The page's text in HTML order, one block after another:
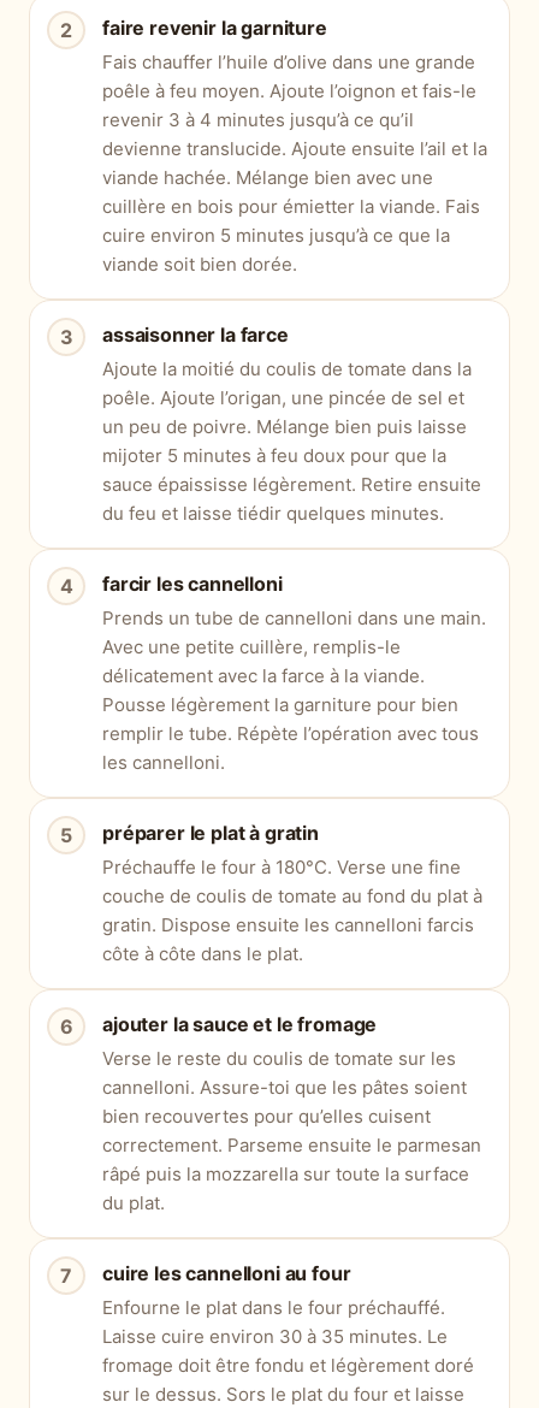
faire revenir la garniture
Fais chauffer l’huile d’olive dans une grande
poêle à feu moyen. Ajoute l’oignon et fais-le
revenir 3 à 4 minutes jusqu’à ce qu’il
devienne translucide. Ajoute ensuite l’ail et la
viande hachée. Mélange bien avec une
cuillère en bois pour émietter la viande. Fais
cuire environ 5 minutes jusqu’à ce que la
viande soit bien dorée.
assaisonner la farce
Ajoute la moitié du coulis de tomate dans la
poêle. Ajoute l’origan, une pincée de sel et
un peu de poivre. Mélange bien puis laisse
mijoter 5 minutes à feu doux pour que la
sauce épaississe légèrement. Retire ensuite
du feu et laisse tiédir quelques minutes.
farcir les cannelloni
Prends un tube de cannelloni dans une main.
Avec une petite cuillère, remplis-le
délicatement avec la farce à la viande.
Pousse légèrement la garniture pour bien
remplir le tube. Répète l’opération avec tous
les cannelloni.
préparer le plat à gratin
Préchauffe le four à 180°C. Verse une fine
couche de coulis de tomate au fond du plat à
gratin. Dispose ensuite les cannelloni farcis
côte à côte dans le plat.
ajouter la sauce et le fromage
Verse le reste du coulis de tomate sur les
cannelloni. Assure-toi que les pâtes soient
bien recouvertes pour qu’elles cuisent
correctement. Parseme ensuite le parmesan
râpé puis la mozzarella sur toute la surface
du plat.
cuire les cannelloni au four
Enfourne le plat dans le four préchauffé.
Laisse cuire environ 30 à 35 minutes. Le
fromage doit être fondu et légèrement doré
sur le dessus. Sors le plat du four et laisse